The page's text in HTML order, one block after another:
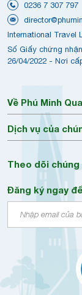
0236 7 307 797
International Travel
Số Giấy chứng
26/04/2022 - Nơi
Về Phú Minh
Dịch vụ của
Theo dõi
Đăng ký ngay